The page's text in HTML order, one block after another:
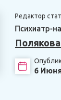
Редактор
Психиатр-
6